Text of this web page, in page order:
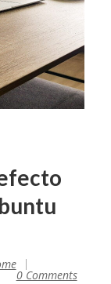
0 Comments